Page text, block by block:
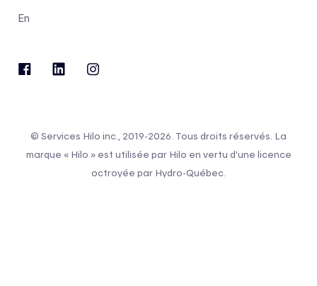
En
© Services Hilo inc., 2019-2026. Tous droits réservés. La
marque « Hilo » est utilisée par Hilo en vertu d’une licence
octroyée par Hydro-Québec.